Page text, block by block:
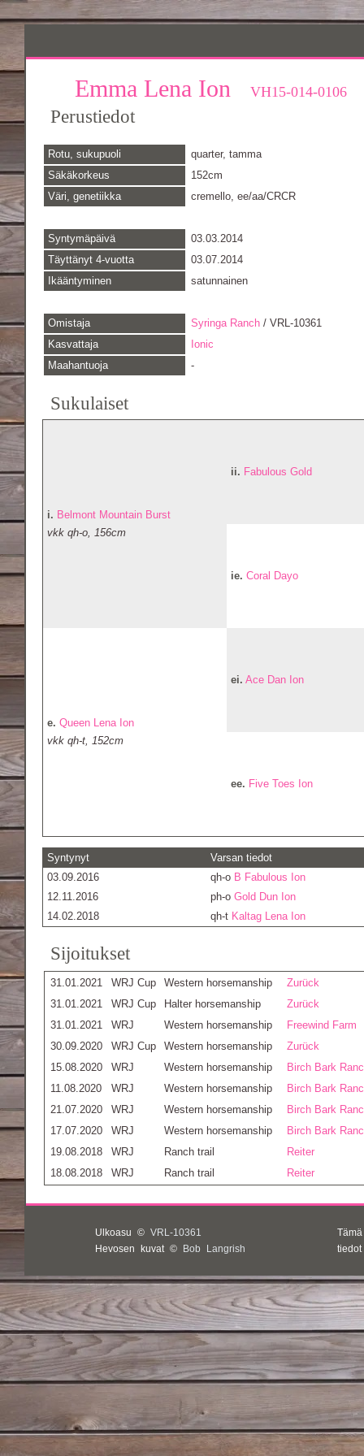
Emma Lena Ion VH15-014-0106
Perustiedot
Rotu, sukupuoli
quarter, tamma
Säkäkorkeus
152cm
Väri, genetiikka
cremello, ee/aa/CRCR
Syntymäpäivä
03.03.2014
Täyttänyt 4-vuotta
03.07.2014
Ikääntyminen
satunnainen
Omistaja Syringa Ranch / VRL-10361
Kasvattaja
Ionic
Maahantuoja
-
Sukulaiset
i. Belmont Mountain Burst
vkk qh-o, 156cm
ii. Fabulous Gold
ie. Coral Dayo
e. Queen Lena Ion
vkk qh-t, 152cm
ei. Ace Dan Ion
ee. Five Toes Ion
Syntynyt
Varsan tiedot
03.09.2016
qh-o B Fabulous Ion
12.11.2016
ph-o Gold Dun Ion
14.02.2018
qh-t Kaltag Lena Ion
Sijoitukset
31.01.2021 WRJ Cup Western horsemanship
Zurück
31.01.2021
WRJ Cup Halter horsemanship
Zurück
31.01.2021
WRJ Western horsemanship
Freewind Farm
30.09.2020
WRJ Cup Western horsemanship
Zurück
15.08.2020
WRJ Western horsemanship
Birch Bark
11.08.2020
WRJ Western horsemanship
Birch Bark
21.07.2020
WRJ Western horsemanship
Birch Bark
17.07.2020
WRJ Western horsemanship
Birch Bark
19.08.2018
WRJ Ranch trail
Reiter
18.08.2018
WRJ Ranch trail Reiter
Ulkoasu © VRL-10361
Hevosen kuvat ©
Bob Langrish